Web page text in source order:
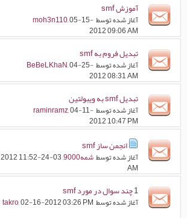
آموزش smf
آغاز شده توسط moh3n110, 05-15-
2012 09:06 AM
تبديل فروم به smf
آغاز شده توسط BeBeLKhaN, 04-25-
2012 08:31 AM
تبدیل smf به ویبولتین
آغاز شده توسط raminramz, 04-11-
2012 10:47 PM
انجمن ساز smf
آغاز شده توسطشمه9000 , 03-24-2012 11:52
AM
1چند سوال در مورد smf
آغاز شده توسط takro, 02-16-2012 03:26 PM